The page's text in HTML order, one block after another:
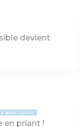
devient
BIBLIQUES
en priant !